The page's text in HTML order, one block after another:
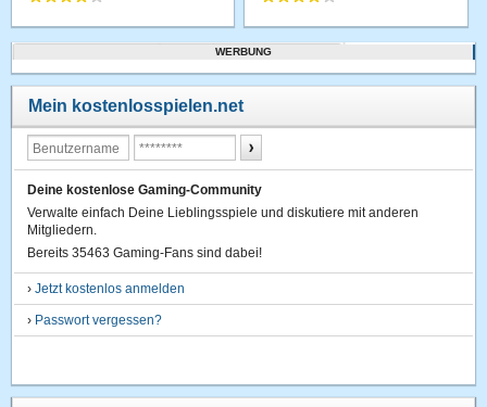
WERBUNG
Mein kostenlosspielen.net
Deine kostenlose Gaming-Community
Verwalte einfach Deine Lieblingsspiele und diskutiere mit anderen
Mitgliedern.
Bereits 35463 Gaming-Fans sind dabei!
›Jetzt kostenlos anmelden
› Passwort vergessen?